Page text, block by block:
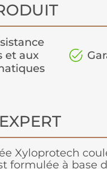
et aux
Xyloprotech
formulée à base